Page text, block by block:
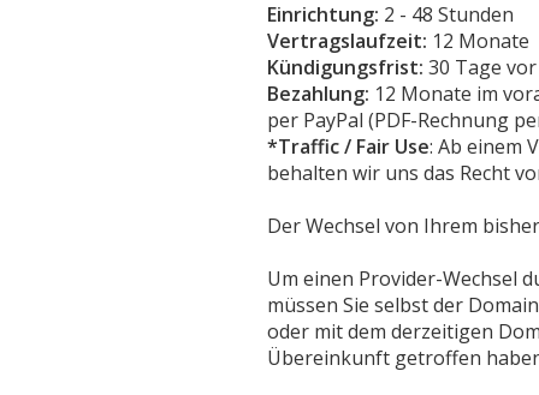
Einrichtung: 2 - 48 Stunden
Vertragslaufzeit: 12 Monate
Kündigungsfrist: 30 Tage
Bezahlung: 12 Monate im
per PayPal (PDF-Rechnung
*Traffic / Fair Use: Ab einem
behalten wir uns das Recht
Der Wechsel von Ihrem
Um einen Provider-Wechsel
müssen Sie selbst der
oder mit dem derzeitigen
Übereinkunft getroffen